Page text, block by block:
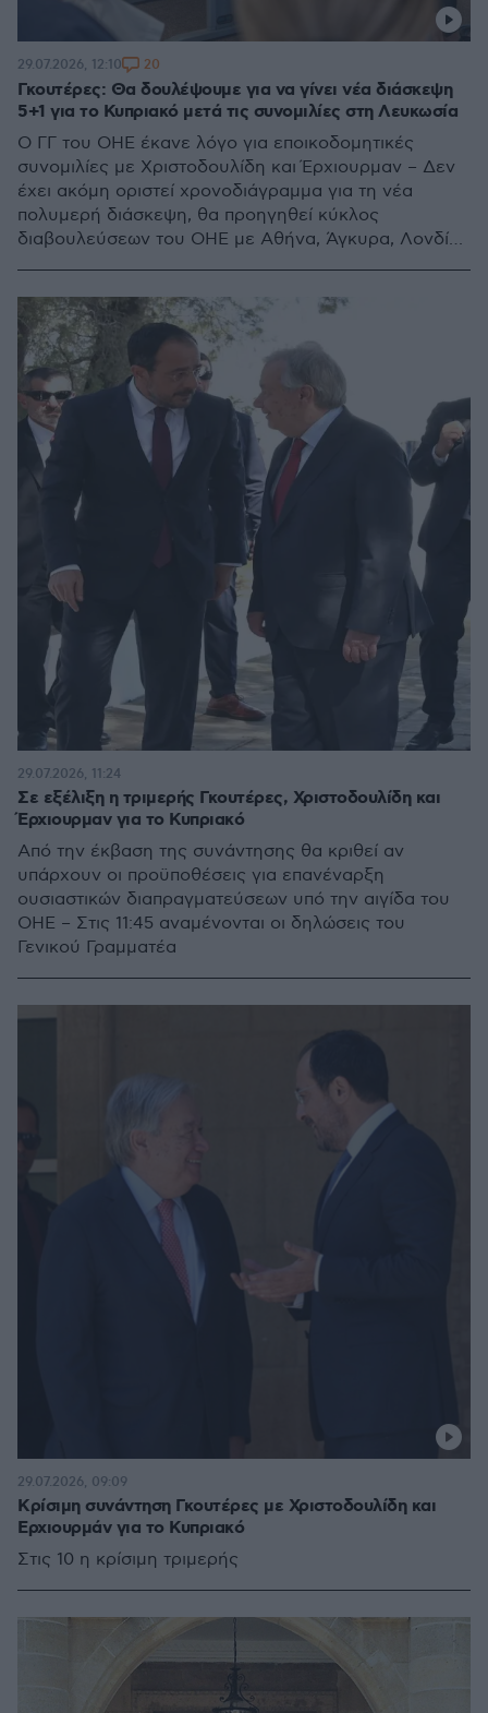
Γκουτέρες: Θα δουλέψουμε για να γίνει νέα διάσκεψη
5+1 για το Κυπριακό μετά τις συνομιλίες στη Λευκωσία
Ο ΓΓ του ΟΗΕ έκανε λόγο για εποικοδομητικές
συνομιλίες με Χριστοδουλίδη και Έρχιουρμαν – Δεν
έχει ακόμη οριστεί χρονοδιάγραμμα για τη νέα
πολυμερή διάσκεψη, θα προηγηθεί κύκλος
διαβουλεύσεων του ΟΗΕ με Αθήνα, Άγκυρα, Λονδίνο
29.07.2026, 12:10 20
Σε εξέλιξη η τριμερής Γκουτέρες, Χριστοδουλίδη και
Έρχιουρμαν για το Κυπριακό
Από την έκβαση της συνάντησης θα κριθεί αν
υπάρχουν οι προϋποθέσεις για επανέναρξη
ουσιαστικών διαπραγματεύσεων υπό την αιγίδα του
ΟΗΕ – Στις 11:45 αναμένονται οι δηλώσεις του
Γενικού Γραμματέα
29.07.2026, 11:24
Κρίσιμη συνάντηση Γκουτέρες με Χριστοδουλίδη και
Ερχιουρμάν για το Κυπριακό
Στις 10 η κρίσιμη τριμερής
29.07.2026, 09:09